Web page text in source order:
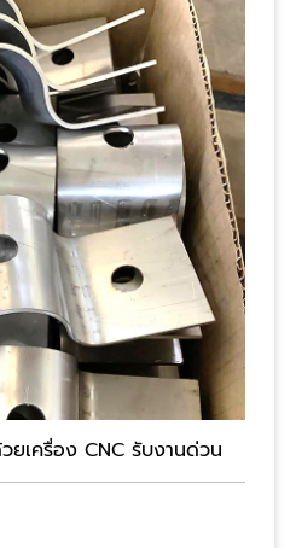
ยเครื่อง CNC รับงานด่วน